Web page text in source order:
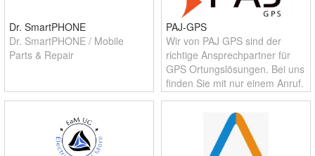
Dr. SmartPHONE
Dr. SmartPHONE / Mobile
Parts & Repair
PAJ-GPS
Wir von PAJ GPS sind der
richtige Ansprechpartner für
GPS Ortungslösungen. Bei uns
finden Sie mit nur einem Anruf,
was Ihnen wertvoll ist. Bei uns
steht der Kunde im Mittelpunkt!